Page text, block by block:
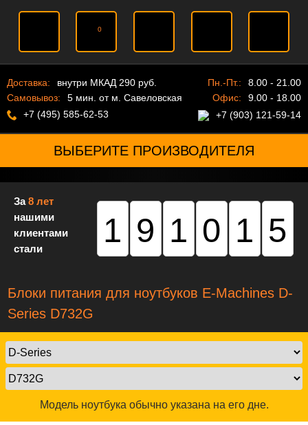
0
Доставка:
внутри МКАД 290 руб.
Самовывоз:
5 мин. от м. Савеловская
+7 (495) 585-62-53
Пн.-Пт.:
8.00 - 21.00
Офис:
9.00 - 18.00
+7 (903) 121-59-14
ВЫБЕРИТЕ ПРОИЗВОДИТЕЛЯ
За8 лет
нашими
клиентами
стали
191015
Блоки питания для ноутбуков E-Machines D-
Series D732G
Модель ноутбука обычно указана на его дне.